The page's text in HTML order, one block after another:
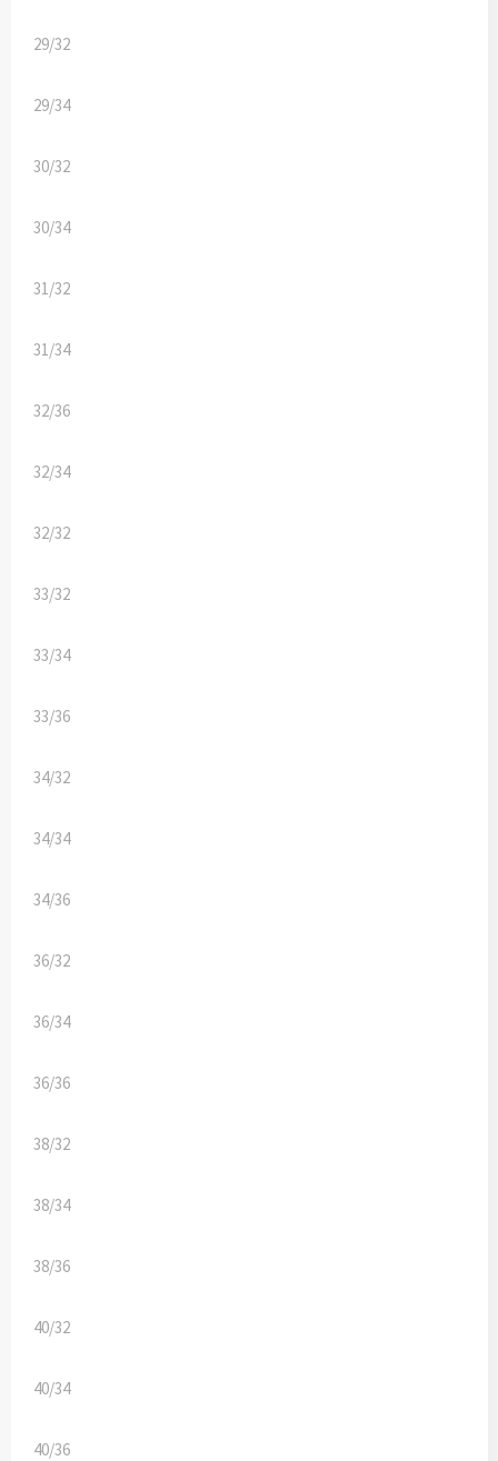
Ondergoed, Sokken en Nachtkleding
Vesten
Bivakmuts test
29/32
29/34
30/32
30/34
31/32
31/34
32/36
32/34
32/32
33/32
33/34
33/36
34/32
34/34
34/36
36/32
36/34
36/36
38/32
38/34
38/36
40/32
40/34
40/36